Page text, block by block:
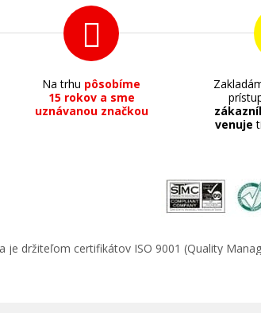
Na trhu pôsobíme
15 rokov a sme
uznávanou značkou
venuje
je držiteľom certifikátov ISO 9001 (Quality